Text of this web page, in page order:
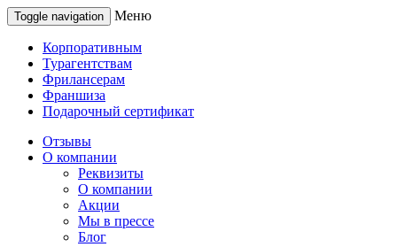
Toggle navigation Меню
Корпоративным
Турагентствам
Фрилансерам
Франшиза
Подарочный сертификат
Отзывы
О компании
Реквизиты
О компании
Акции
Мы в прессе
Блог